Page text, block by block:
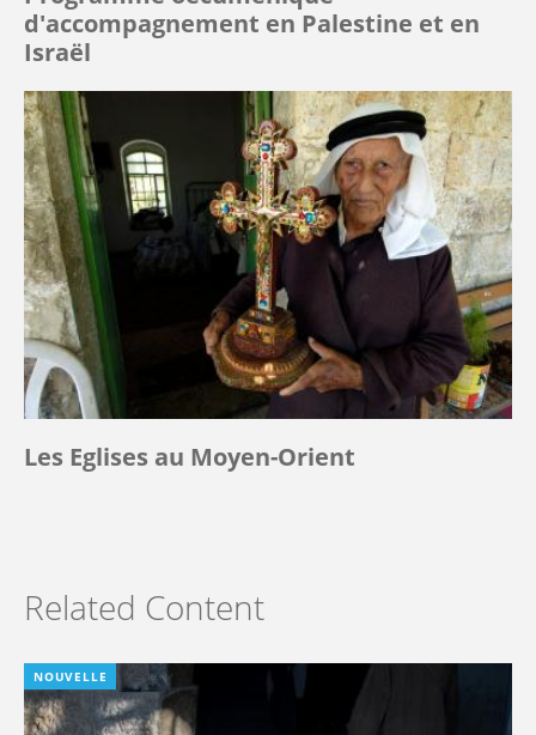
d'accompagnement en Palestine et en
Israël
Les Eglises au Moyen-Orient
Related Content
NOUVELLE